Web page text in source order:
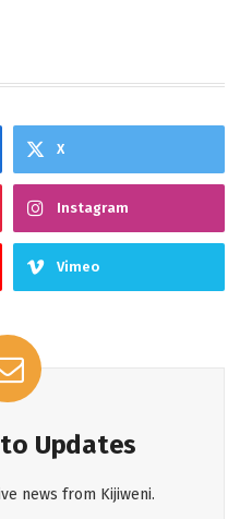
X
Instagram
Vimeo
Updates
news from Kijiweni.